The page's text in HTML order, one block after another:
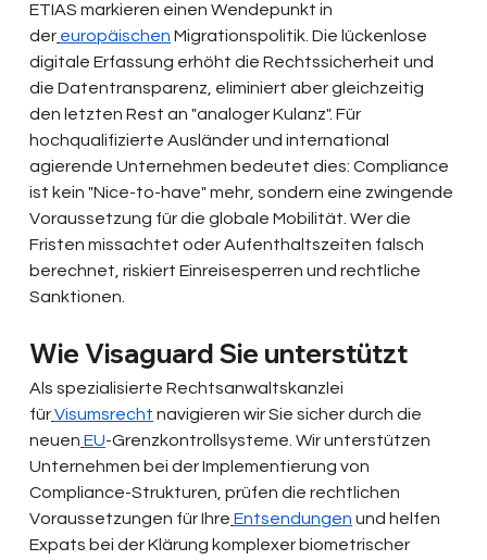
ETIAS markieren einen Wendepunkt in
der europäischen Migrationspolitik. Die lückenlose
digitale Erfassung erhöht die Rechtssicherheit und
die Datentransparenz, eliminiert aber gleichzeitig
den letzten Rest an "analoger Kulanz". Für
hochqualifizierte Ausländer und international
agierende Unternehmen bedeutet dies: Compliance
ist kein "Nice-to-have" mehr, sondern eine zwingende
Voraussetzung für die globale Mobilität. Wer die
Fristen missachtet oder Aufenthaltszeiten falsch
berechnet, riskiert Einreisesperren und rechtliche
Sanktionen.
Wie Visaguard Sie unterstützt
Als spezialisierte Rechtsanwaltskanzlei
fürVisumsrecht navigieren wir Sie sicher durch die
neuen EU-Grenzkontrollsysteme. Wir unterstützen
Unternehmen bei der Implementierung von
Compliance-Strukturen, prüfen die rechtlichen
Voraussetzungen für Ihre Entsendungen und helfen
Expats bei der Klärung komplexer biometrischer